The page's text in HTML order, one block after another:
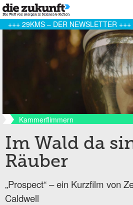
+++ 29KMS – DER NEWSLETTER
Kammerflimmern
Im Wald da
Räuber
„Prospect“ – ein Kurzfilm von
Caldwell